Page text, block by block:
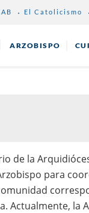
El Catolicismo
ARZOBISPO
de la
para
Actualmente, la